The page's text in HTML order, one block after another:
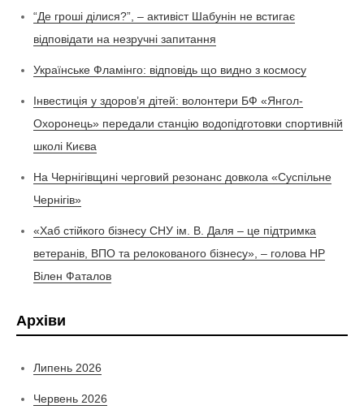
“Де гроші ділися?”, – активіст Шабунін не встигає
відповідати на незручні запитання
Українське Фламінго: відповідь що видно з космосу
Інвестиція у здоров’я дітей: волонтери БФ «Янгол-
Охоронець» передали станцію водопідготовки спортивній
школі Києва
На Чернігівщині черговий резонанс довкола «Суспільне
Чернігів»
«Хаб стійкого бізнесу СНУ ім. В. Даля – це підтримка
ветеранів, ВПО та релокованого бізнесу», – голова НР
Вілен Фаталов
Архіви
Липень 2026
Червень 2026